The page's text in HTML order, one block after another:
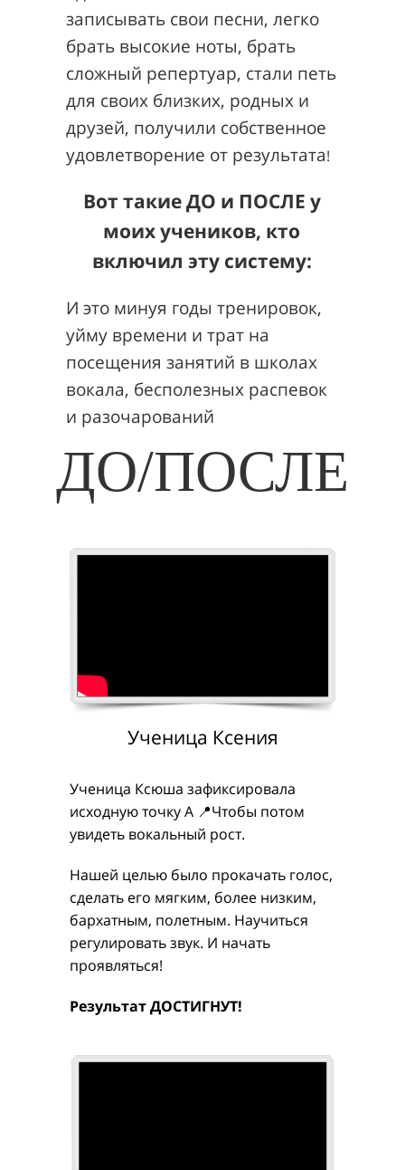
записывать свои песни, легко
брать высокие ноты, брать
сложный репертуар, стали петь
для своих близких, родных и
друзей, получили собственное
удовлетворение от результата!
Вот такие ДО и ПОСЛЕ у
моих учеников, кто
включил эту систему:
И это минуя годы тренировок,
уйму времени и трат на
посещения занятий в школах
вокала, бесполезных распевок
и разочарований
ДО/ПОСЛЕ
Ученица Ксения
Ученица Ксюша зафиксировала
исходную точку А 📍Чтобы потом
увидеть вокальный рост.
Нашей целью было прокачать голос,
сделать его мягким, более низким,
бархатным, полетным. Научиться
регулировать звук. И начать
проявляться!
Результат ДОСТИГНУТ!